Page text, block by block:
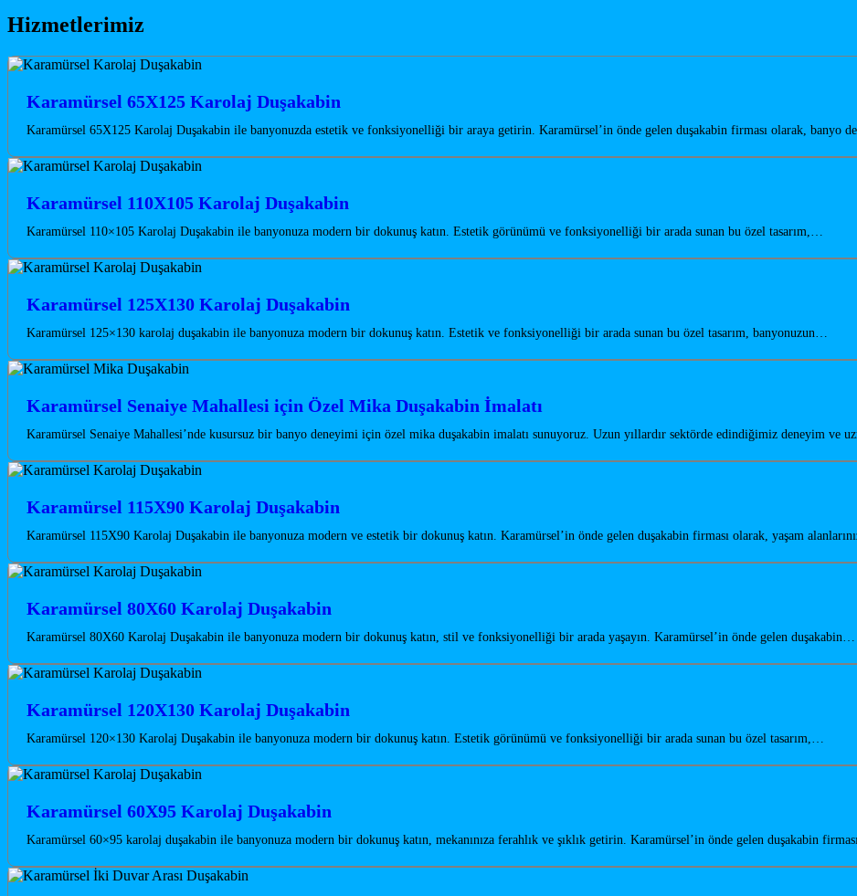
Hizmetlerimiz
Karamürsel 65X125 Karolaj Duşakabin
Karamürsel 65X125 Karolaj Duşakabin ile banyonuzda estetik ve fonksiyonelliği bir araya getirin. Karamürsel’in önde gelen duşakabin firması olarak, banyo
Karamürsel 110X105 Karolaj Duşakabin
Karamürsel 110×105 Karolaj Duşakabin ile banyonuza modern bir dokunuş katın. Estetik görünümü ve fonksiyonelliği bir arada sunan bu özel tasarım,…
Karamürsel 125X130 Karolaj Duşakabin
Karamürsel 125×130 karolaj duşakabin ile banyonuza modern bir dokunuş katın. Estetik ve fonksiyonelliği bir arada sunan bu özel tasarım, banyonuzun…
Karamürsel Senaiye Mahallesi için Özel Mika Duşakabin İmalatı
Karamürsel Senaiye Mahallesi’nde kusursuz bir banyo deneyimi için özel mika duşakabin imalatı sunuyoruz. Uzun yıllardır sektörde edindiğimiz deneyim ve
Karamürsel 115X90 Karolaj Duşakabin
Karamürsel 115X90 Karolaj Duşakabin ile banyonuza modern ve estetik bir dokunuş katın. Karamürsel’in önde gelen duşakabin firması olarak, yaşam
Karamürsel 80X60 Karolaj Duşakabin
Karamürsel 80X60 Karolaj Duşakabin ile banyonuza modern bir dokunuş katın, stil ve fonksiyonelliği bir arada yaşayın. Karamürsel’in önde gelen duşakabin…
Karamürsel 120X130 Karolaj Duşakabin
Karamürsel 120×130 Karolaj Duşakabin ile banyonuza modern bir dokunuş katın. Estetik görünümü ve fonksiyonelliği bir arada sunan bu özel tasarım,…
Karamürsel 60X95 Karolaj Duşakabin
Karamürsel 60×95 karolaj duşakabin ile banyonuza modern bir dokunuş katın, mekanınıza ferahlık ve şıklık getirin. Karamürsel’in önde gelen duşakabin